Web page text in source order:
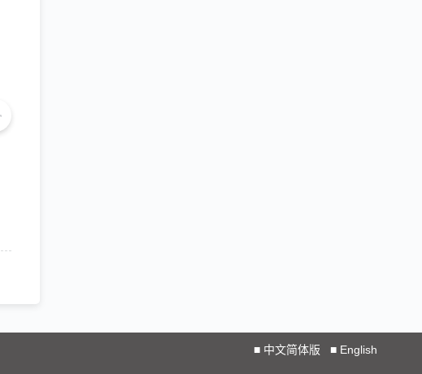
■ 中文简体版 ■ English